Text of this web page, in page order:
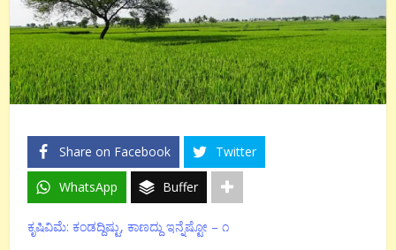
Share on Facebook Twitter
WhatsApp Buffer
ಕೃಷಿವಿಮೆ: ಕಂಡದ್ದಿಷ್ಟು, ಕಾಣದ್ದು ಇನ್ನೆಷ್ಟೋ – ೧